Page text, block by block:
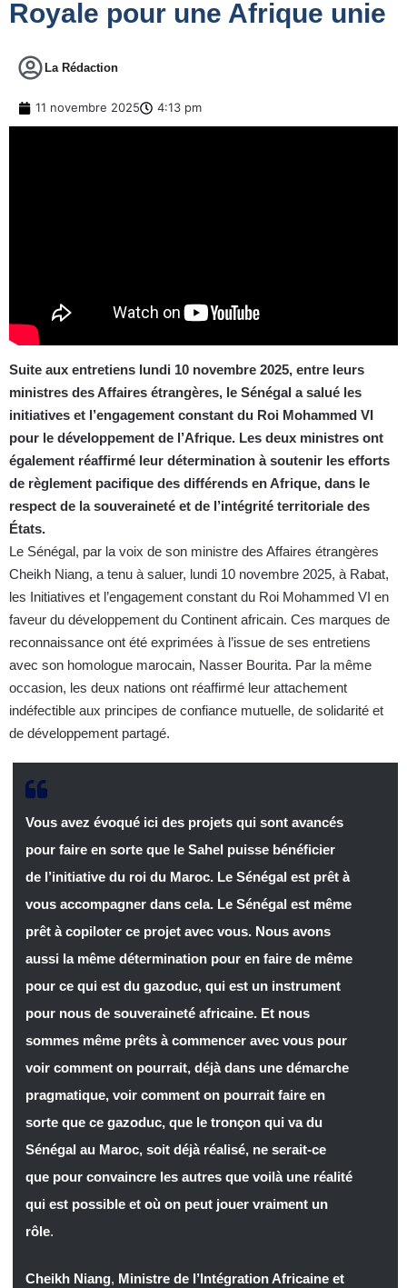
Royale pour une Afrique unie
La Rédaction
11 novembre 2025 4:13 pm
Suite aux entretiens lundi 10 novembre 2025, entre leurs
ministres des Affaires étrangères, le Sénégal a salué les
initiatives et l’engagement constant du Roi Mohammed VI
pour le développement de l’Afrique. Les deux ministres ont
également réaffirmé leur détermination à soutenir les efforts
de règlement pacifique des différends en Afrique, dans le
respect de la souveraineté et de l’intégrité territoriale des
États.
Le Sénégal, par la voix de son ministre des Affaires étrangères
Cheikh Niang, a tenu à saluer, lundi 10 novembre 2025, à Rabat,
les Initiatives et l’engagement constant du Roi Mohammed VI en
faveur du développement du Continent africain. Ces marques de
reconnaissance ont été exprimées à l’issue de ses entretiens
avec son homologue marocain, Nasser Bourita. Par la même
occasion, les deux nations ont réaffirmé leur attachement
indéfectible aux principes de confiance mutuelle, de solidarité et
de développement partagé.
Vous avez évoqué ici des projets qui sont avancés
pour faire en sorte que le Sahel puisse bénéficier
de l’initiative du roi du Maroc. Le Sénégal est prêt à
vous accompagner dans cela. Le Sénégal est même
prêt à copiloter ce projet avec vous. Nous avons
aussi la même détermination pour en faire de même
pour ce qui est du gazoduc, qui est un instrument
pour nous de souveraineté africaine. Et nous
sommes même prêts à commencer avec vous pour
voir comment on pourrait, déjà dans une démarche
pragmatique, voir comment on pourrait faire en
sorte que ce gazoduc, que le tronçon qui va du
Sénégal au Maroc, soit déjà réalisé, ne serait-ce
que pour convaincre les autres que voilà une réalité
qui est possible et où on peut jouer vraiment un
rôle.
Cheikh Niang, Ministre de l’Intégration Africaine et